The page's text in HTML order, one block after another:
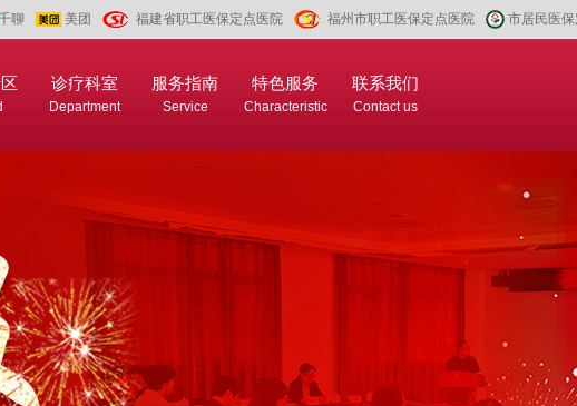
市居民医
福州市职工医保定点医院
福建省职工医保定点医院
美团
聊
联系我们
Contact us
特色服务
Characteristic
服务指南
Service
诊疗科室
Department